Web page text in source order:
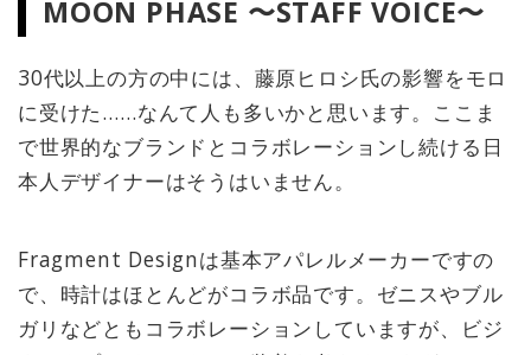
MOON PHASE 〜STAFF VOICE〜
30代以上の方の中には、藤原ヒロシ氏の影響をモロ
に受けた……なんて人も多いかと思います。ここま
で世界的なブランドとコラボレーションし続ける日
本人デザイナーはそうはいません。
Fragment Designは基本アパレルメーカーですの
で、時計はほとんどがコラボ品です。ゼニスやブル
ガリなどともコラボレーションしていますが、ビジ